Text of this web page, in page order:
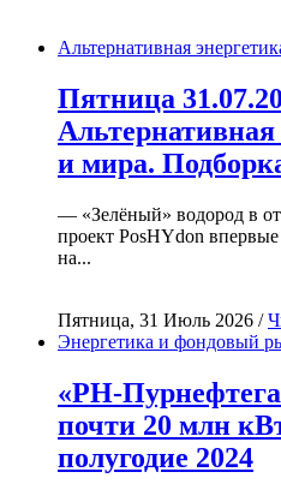
Альтернативная
Пятница
Альтернативная
и мира.
— «Зелёный» водород в
проект PosHYdon
на...
Пятница, 31 Июль 2026 /
Энергетика и фондовый
«РН-
почти 20 млн
полугодие 2024